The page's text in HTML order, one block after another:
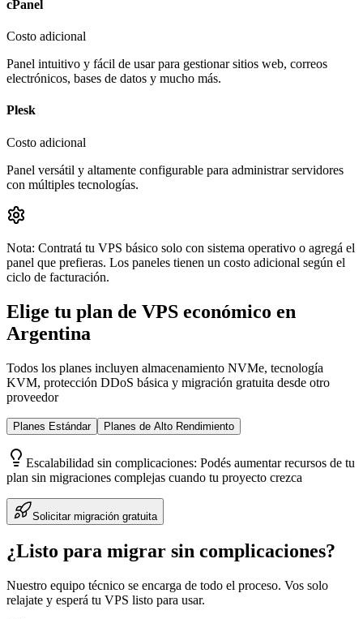
cPanel
Costo adicional
Panel intuitivo y fácil de usar para gestionar sitios web, correos
electrónicos, bases de datos y mucho más.
Plesk
Costo adicional
Panel versátil y altamente configurable para administrar servidores
con múltiples tecnologías.
Nota: Contratá tu VPS básico solo con sistema operativo o agregá el
panel que prefieras. Los paneles tienen un costo adicional según el
ciclo de facturación.
Elige tu plan de VPS económico en
Argentina
Todos los planes incluyen almacenamiento NVMe, tecnología
KVM, protección DDoS básica y migración gratuita desde otro
proveedor
Planes Estándar Planes de Alto Rendimiento
Escalabilidad sin complicaciones: Podés aumentar recursos de tu
plan sin migraciones complejas cuando tu proyecto crezca
Solicitar migración gratuita
¿Listo para migrar sin complicaciones?
Nuestro equipo técnico se encarga de todo el proceso. Vos solo
relajate y esperá tu VPS listo para usar.